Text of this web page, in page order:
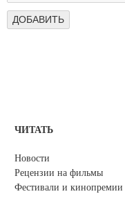
ЧИТАТЬ
Новости
Рецензии на фильмы
Фестивали и кинопремии